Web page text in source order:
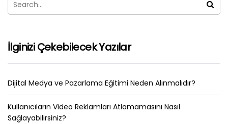
İlginizi Çekebilecek Yazılar
Dijital Medya ve Pazarlama Eğitimi Neden Alınmalıdır?
Kullanıcıların Video Reklamları Atlamamasını Nasıl
Sağlayabilirsiniz?